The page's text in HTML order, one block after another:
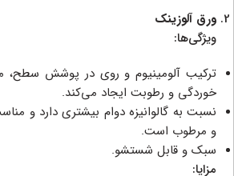
ورق آلوزینک
ویژگی‌ها:
ترکیب آلومینیوم و روی در پوشش سطح،
خوردگی و رطوبت ایجاد می‌کند.
نسبت به گالوانیزه دوام بیشتری دارد و
و مرطوب است.
سبک و قابل شستشو.
مزایا: